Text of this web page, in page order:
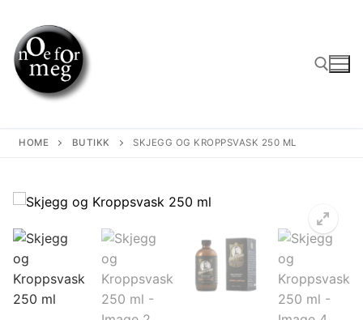
content
HOME BUTIKK SKJEGG OG KROPPSVASK 250 ML